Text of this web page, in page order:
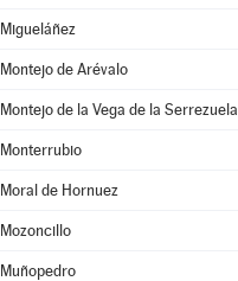
Migueláñez
Montejo de Arévalo
Montejo de la Vega de la Serrezuela
Monterrubio
Moral de Hornuez
Mozoncillo
Muñopedro